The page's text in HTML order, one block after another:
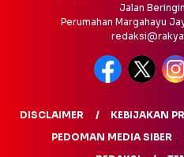
Jalan
Perumahan Margahayu
DISCLAIMER KEBIJAKAN
PEDOMAN MEDIA SIBER